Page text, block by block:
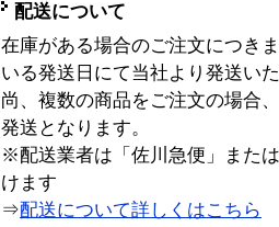
配送について
在庫がある場合のご注文につき
いる発送日にて当社より発送い
尚、複数の商品をご注文の場合
発送となります。
※配送業者は「佐川急便」また
けます
⇒配送について詳しくはこちら